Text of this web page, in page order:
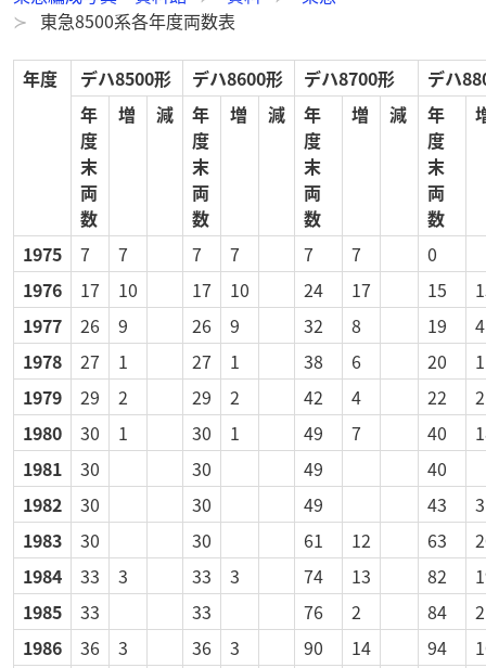
東急8500系各年度両数表
年度 デハ8500形 デハ8600形 デハ8700形
デハ
年
度
末
両
数
増 減
年
度
末
両
数
増 減
年
度
末
両
数
増 減
年
度
末
両
数
1975 7 7 7 7 7 7
0
1976
17 10 17 10 24 17 15
1977
26 9 26 9 32 8 19
4
1978
27 1 27 1 38 6 20
1
1979
29 2 29 2 42 4 22
2
1980
30 1 30 1 49 7 40
1981
30 30 49
40
1982
30 30 49 43
3
1983
30 30 61 12 63
1984
33 3 33 3 74 13 82
1985
33 33 76 2 84
2
1986
36 3 36 3 90 14 94